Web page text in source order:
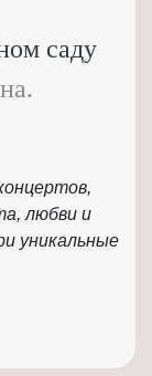
саду
любви и
уникальные